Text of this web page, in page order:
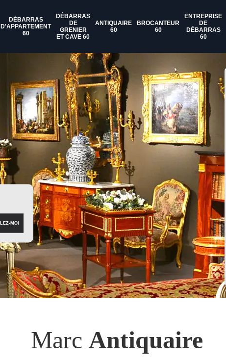
DÉBARRAS
D'APPARTEMENT
60
DÉBARRAS
DE
GRENIER
ET CAVE 60
ANTIQUAIRE
60
BROCANTEUR
60
ENTREPRISE
DE
DÉBARRAS
60
Marc Antiquaire